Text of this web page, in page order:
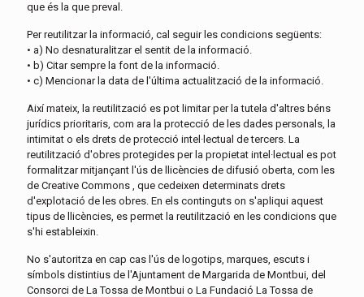
que és la que preval.
Per reutilitzar la informació, cal seguir les condicions següents:
• a) No desnaturalitzar el sentit de la informació.
• b) Citar sempre la font de la informació.
• c) Mencionar la data de l'última actualització de la informació.
Així mateix, la reutilització es pot limitar per la tutela d'altres béns
jurídics prioritaris, com ara la protecció de les dades personals, la
intimitat o els drets de protecció intel·lectual de tercers. La
reutilització d'obres protegides per la propietat intel·lectual es pot
formalitzar mitjançant l'ús de llicències de difusió oberta, com les
de Creative Commons , que cedeixen determinats drets
d'explotació de les obres. En els continguts on s'apliqui aquest
tipus de llicències, es permet la reutilització en les condicions que
s'hi estableixin.
No s'autoritza en cap cas l'ús de logotips, marques, escuts i
símbols distintius de l'Ajuntament de Margarida de Montbui, del
Consorci de La Tossa de Montbui o La Fundació La Tossa de